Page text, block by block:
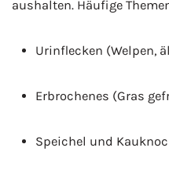
aushalten. Häufige
Urinflecken (Welpen,
Erbrochenes (Gras
Speichel und